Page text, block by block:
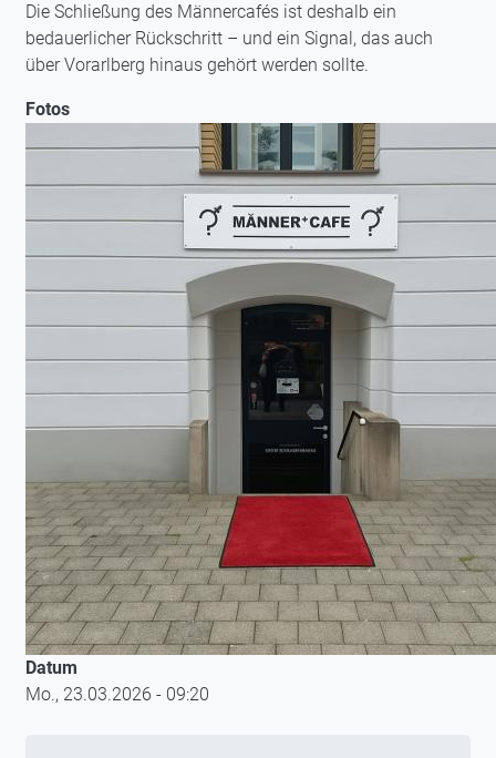
Die Schließung des Männercafés ist deshalb ein
bedauerlicher Rückschritt – und ein Signal, das auch
über Vorarlberg hinaus gehört werden sollte.
Fotos
Datum
Mo., 23.03.2026 - 09:20